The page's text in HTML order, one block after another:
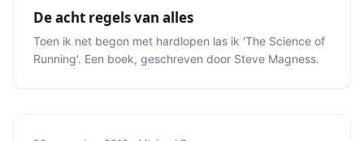
De acht regels van alles
Toen ik net begon met hardlopen las ik 'The Science of
Running'. Een boek, geschreven door Steve Magness.